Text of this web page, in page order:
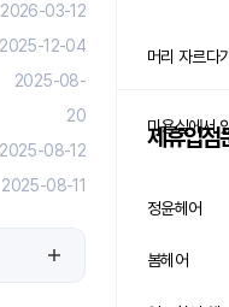
2026-03-12
2025-12-04
2025-08-
20
2025-08-12
2025-08-11
머리 자르다
미용실에서
제휴입점
정윤헤어
봄헤어